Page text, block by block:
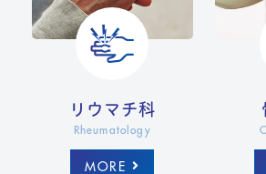
リウマチ科
Rheumatology
MORE